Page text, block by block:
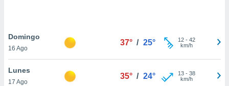
similares
como
sitio
Domingo
16 Ago
37° / 25° 12- 42
km/h
Lunes
17 Ago
35° / 24° 13- 38
km/h